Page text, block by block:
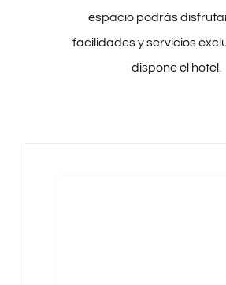
espacio podrás
facilidades y servicios
dispone el hotel.